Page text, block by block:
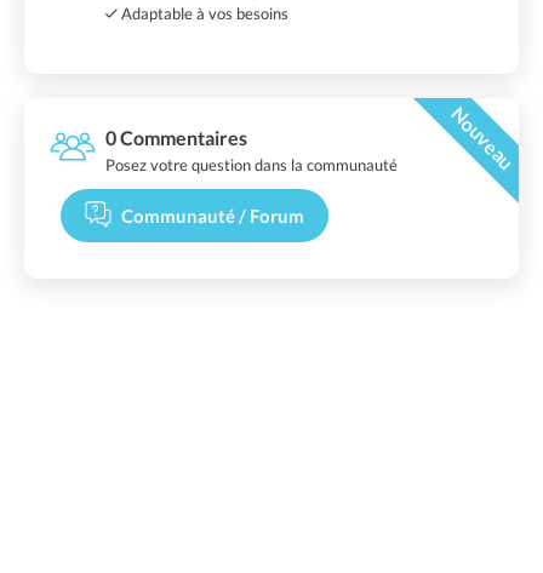
Adaptable à vos besoins
0 Commentaires Nouveau
Posez votre question dans la communauté
Communauté / Forum